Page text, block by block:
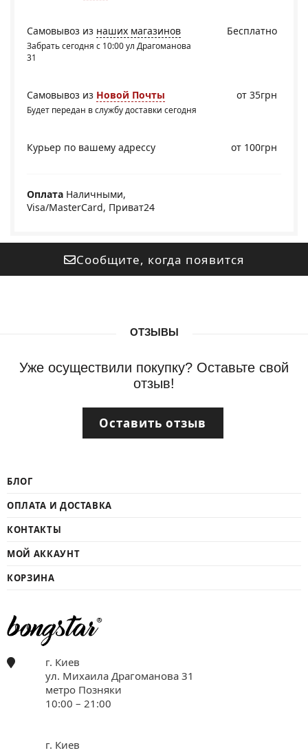
Бесплатно
Самовывоз из наших магазинов
Забрать сегодня с 10:00 ул Драгоманова
31
Самовывоз из Новой Почты
Будет передан в службу доставки сегодня
от 35грн
Курьер по вашему адрессу от 100грн
Оплата Наличными,
Visa/MasterCard, Приват24
Сообщите, когда появится
ОТЗЫВЫ
Уже осуществили покупку? Оставьте свой
отзыв!
Оставить отзыв
БЛОГ
ОПЛАТА И ДОСТАВКА
КОНТАКТЫ
МОЙ АККАУНТ
КОРЗИНА
г. Киев
ул. Михаила Драгоманова 31
метро Позняки
10:00 – 21:00
г. Киев